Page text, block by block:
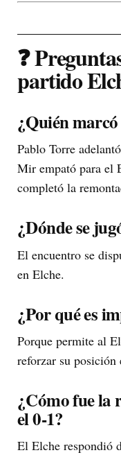
❓
partido
¿Quién
Pablo Torre
Mir empató para el
completó la
¿Dónde se
El encuentro se
en Elche.
¿Por qué es
Porque permite al
reforzar su
¿Cómo fue la
el 0-1?
El Elche respondió